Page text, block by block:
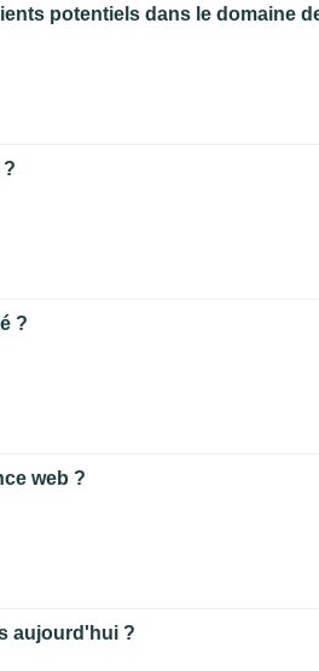
potentiels dans le domaine
?
web ?
aujourd'hui ?